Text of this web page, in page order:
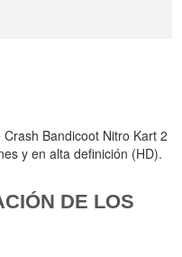
Bandicoot Nitro Kart 2
y en alta definición (HD).
DE LOS